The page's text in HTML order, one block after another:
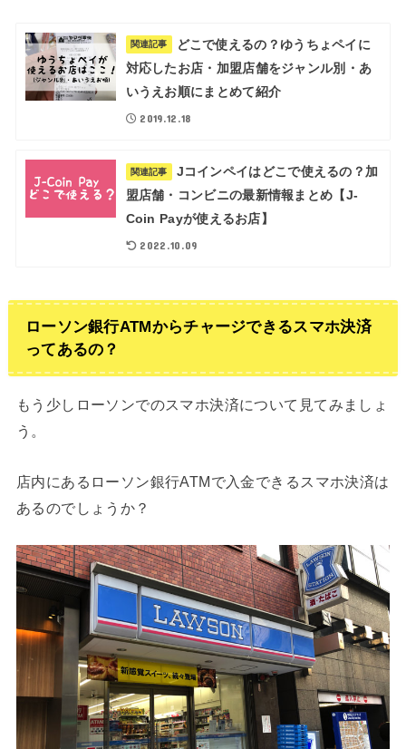
関連記事
どこで使えるの？ゆうちょペイに
対応したお店・加盟店舗をジャンル別・あ
いうえお順にまとめて紹介
2019.12.18
関連記事
Jコインペイはどこで使えるの？加
盟店舗・コンビニの最新情報まとめ【J-
Coin Payが使えるお店】
2022.10.09
ローソン銀行ATMからチャージできるスマホ決済
ってあるの？
もう少しローソンでのスマホ決済について見てみましょ
う。
店内にあるローソン銀行ATMで入金できるスマホ決済は
あるのでしょうか？